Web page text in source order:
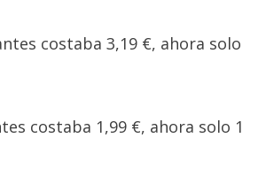
costaba 3,19 €, ahora solo
costaba 1,99 €, ahora solo 1